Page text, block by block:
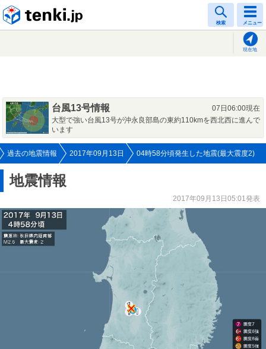
検索 メニュー
現在地
台風13号情報
07日06:00現在
大型で強い台風13号が沖永良部島の東約110kmを西北西に進んで
います
過去の地震情報 2017年09月13日 04時58分頃発生した地震(最大震度2)
地震情報
2017年09月13日05:01発表